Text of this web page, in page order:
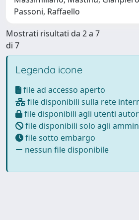
Passoni, Raffaello
Mostrati risultati da 2 a 7
di 7
Legenda icone
file ad accesso aperto
file disponibili sulla rete
file disponibili agli utenti
file disponibili solo agli
file sotto embargo
nessun file disponibile